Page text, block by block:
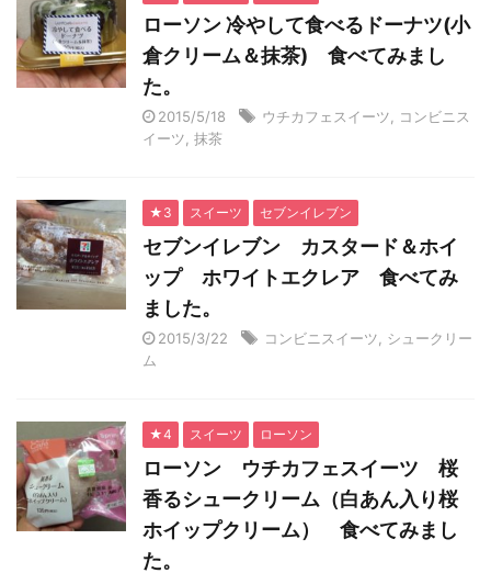
ローソン 冷やして食べるドーナツ(小
倉クリーム＆抹茶) 食べてみまし
た。
2015/5/18 ウチカフェスイーツ
コンビニス
イーツ 抹茶
★3 スイーツ セブンイレブン
セブンイレブン カスタード＆ホイ
ップ ホワイトエクレア 食べてみ
ました。
2015/3/22 コンビニスイーツ
シュークリー
ム
★4 スイーツ ローソン
ローソン ウチカフェスイーツ 桜
香るシュークリーム（白あん入り桜
ホイップクリーム） 食べてみまし
た。